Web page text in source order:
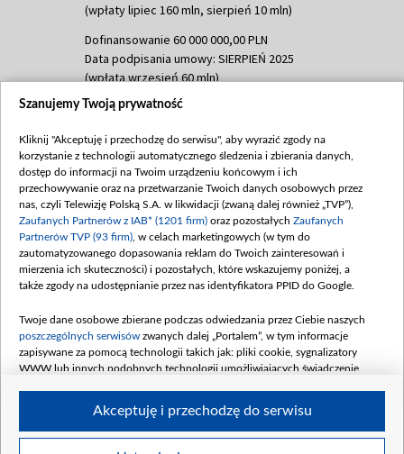
(wpłaty lipiec 160 mln, sierpień 10 mln)
Dofinansowanie 60 000 000,00 PLN
Data podpisania umowy: SIERPIEŃ 2025
(wpłata wrzesień 60 mln)
Dofinansowanie 635 783 051,21 PLN
(wpłata wrzesień 100 mln, październik 350
mln, listopad 265 mln)
Dofinansowanie 48 862 000,00 PLN
Data podpisania umowy: GRUDZIEŃ 2025
(wpłata grudzień 60,548 mln)
Dofinansowanie 900 000 000,00 PLN
Data podpisania umowy: LUTY 2026 (wpłata
kwiecień 180 mln, 7 maja 180 mln, 8
czerwca 90 mln)
Dofinansowanie 250 000 000,00 PLN
4 sierpnia 250 mln
Szanujemy Twoją prywatność
Kliknij "Akceptuję i przechodzę do serwisu", aby wyrazić zgody na
korzystanie z technologii automatycznego śledzenia i zbierania danych,
dostęp do informacji na Twoim urządzeniu końcowym i ich
przechowywanie oraz na przetwarzanie Twoich danych osobowych przez
nas, czyli Telewizję Polską S.A. w likwidacji (zwaną dalej również „TVP”),
Zaufanych Partnerów z IAB* (1201 firm) oraz pozostałych Zaufanych
Partnerów TVP (93 firm) , w celach marketingowych (w tym do
zautomatyzowanego dopasowania reklam do Twoich zainteresowań i
mierzenia ich skuteczności) i pozostałych, które wskazujemy poniżej, a
także zgody na udostępnianie przez nas identyfikatora PPID do Google.
Twoje dane osobowe zbierane podczas odwiedzania przez Ciebie naszych
poszczególnych serwisów zwanych dalej „Portalem”, w tym informacje
zapisywane za pomocą technologii takich jak: pliki cookie, sygnalizatory
WWW lub innych podobnych technologii umożliwiających świadczenie
Twoje dane osobowe zbierane podczas odwiedzania przez Ciebie
Akceptuję i przechodzę do serwisu